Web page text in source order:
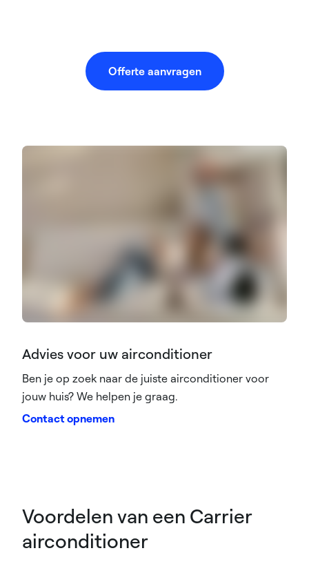
Offerte aanvragen
Advies voor uw airconditioner
Ben je op zoek naar de juiste airconditioner voor
jouw huis? We helpen je graag.
Contact opnemen
Voordelen van een Carrier
airconditioner